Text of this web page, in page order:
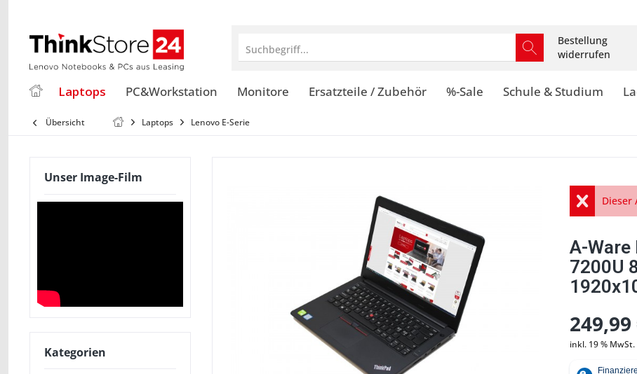
Suchbegriff...
Bestellung
widerrufen
Laptops PC&Workstation Monitore Ersatzteile / Zubehör %-Sale Schule & Studium
Übersicht Laptops Lenovo E-Serie
Unser Image-Film
Kategorien
Dieser
A-Ware
7200U
inkl. 19 % MwSt.